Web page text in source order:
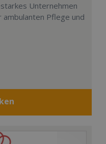
Unternehmen
ambulanten Pflege und